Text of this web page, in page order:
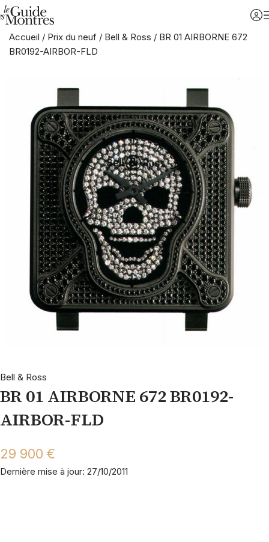
Accueil / Prix du neuf / Bell & Ross / BR 01 AIRBORNE 672
BR0192-AIRBOR-FLD
Bell & Ross
BR 01 AIRBORNE 672 BR0192-
AIRBOR-FLD
29 900 €
Dernière mise à jour: 27/10/2011